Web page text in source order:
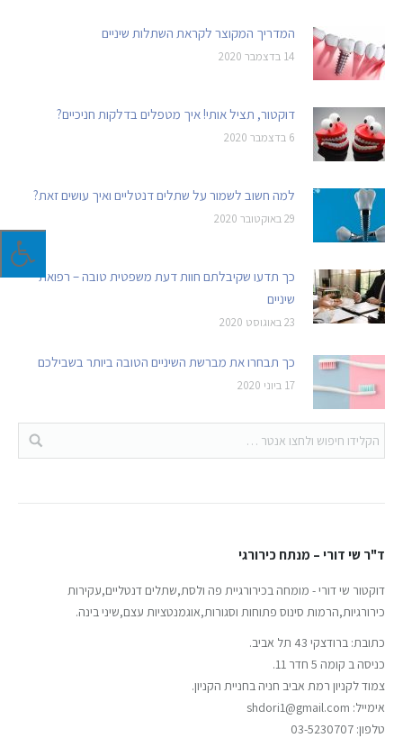
המדריך המקוצר לקראת השתלות שיניים
14 בדצמבר 2020
דוקטור, תציל אותי! איך מטפלים בדלקות חניכיים?
6 בדצמבר 2020
למה חשוב לשמור על שתלים דנטליים ואיך עושים זאת?
29 באוקטובר 2020
כך תדעו שקיבלתם חוות דעת משפטית טובה – רפואת
שיניים
23 באוגוסט 2020
כך תבחרו את מברשת השיניים הטובה ביותר בשבילכם
17 ביוני 2020
ד"ר שי דורי – מנתח כירורגי
דוקטור שי דורי - מומחה בכירורגיית פה ולסת,שתלים דנטליים,עקירות
כירורגיות,הרמות סינוס פתוחות וסגורות,אוגמנטציות עצם,שיני בינה.
כתובת: ברודצקי 43 תל אביב.
כניסה ב קומה 5 חדר 11.
צמוד לקניון רמת אביב חניה בחניית הקניון.
אימייל: shdori1@gmail.com
טלפון: 03-5230707